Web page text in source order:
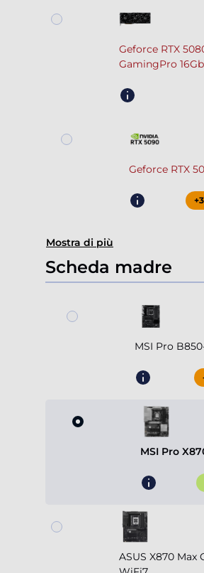
Geforce RTX
GamingPro 16Gb
Geforce RTX
Mostra di più
Scheda madre
MSI Pro
MSI Pro
ASUS X870 Max